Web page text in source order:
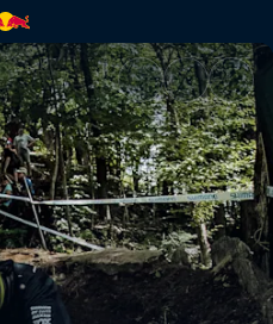
place run at